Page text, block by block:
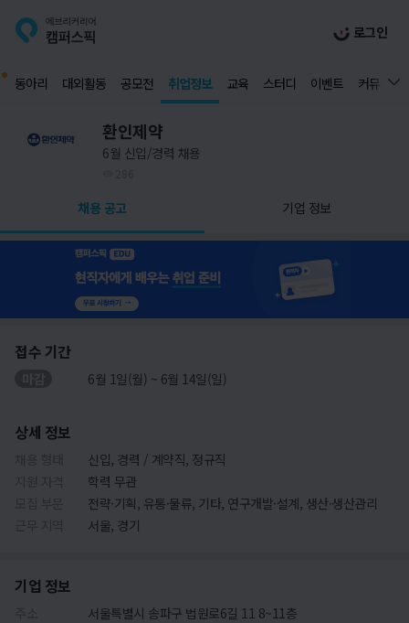
로그인
동아리 대외활동 공모전 취업정보 교육 스터디 이벤트 커뮤니티
환인제약
6월 신입/경력 채용
채용 공고 기업 정보
접수 기간
6월 1일(월) ~ 6월 14일(일)
상세 정보
신입, 경력 / 계약직, 정규직
학력 무관
전략·기획, 유통·물류, 기타, 연구개발·설계, 생산·생산관리
서울, 경기
기업 정보
서울특별시 송파구 법원로6길 11 8~11층